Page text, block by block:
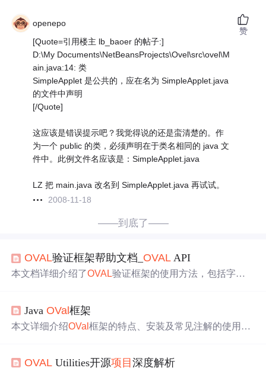
openepo
[Quote=引用楼主 lb_baoer 的帖子:]
D:\My Documents\NetBeansProjects\Ovel\src\ovel\M
ain.java:14: 类
SimpleApplet 是公共的，应在名为 SimpleApplet.java
的文件中声明
[/Quote]
这应该是错误提示吧？我觉得说的还是蛮清楚的。作
为一个 public 的类，必须声明在于类名相同的 java 文
件中。此例文件名应该是：SimpleApplet.java
LZ 把 main.java 改名到 SimpleApplet.java 再试试。
2008-11-18
赞
——到底了——
OVAL验证框架帮助文档_ OVAL API
本文档详细介绍了OVAL验证框架的使用方法，包括字段
达式验证，以及创建自定义注解限制，帮助开发者更高效
地进行数据验证。
Java OVal框架
本文详细介绍OVal框架的特点、安装及常见注解的使用方
OVAL Utilities开源项目深度解析